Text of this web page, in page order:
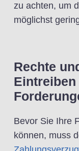
zu achten, um
möglichst
Rechte
Bevor Sie Ihre
können, muss